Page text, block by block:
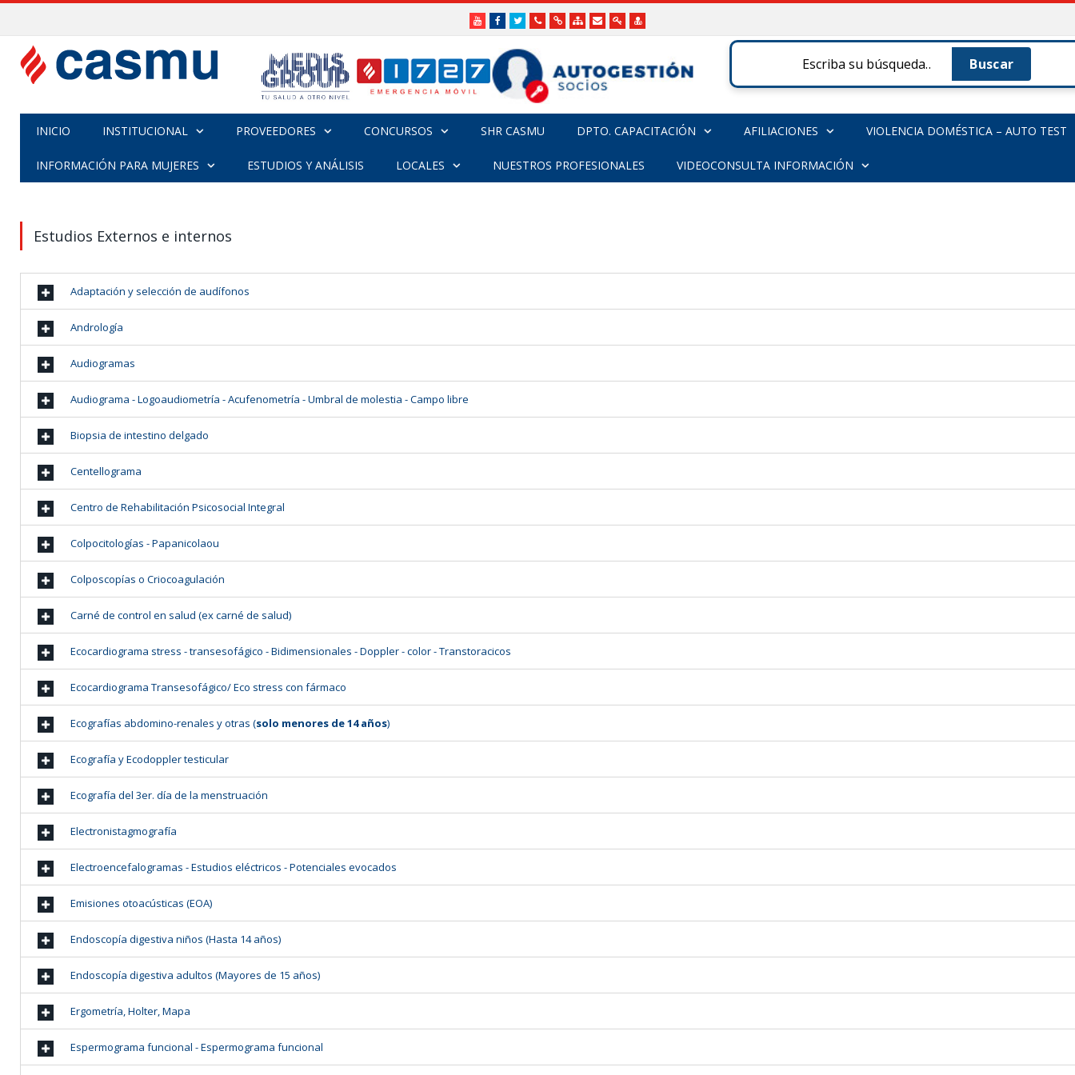
YoutubeFacebook
TwitterTeléfonos
EnlacesMapaFormularios
Acceso
Administradores
Acceso
funcionarios/Médicos
INICIO INSTITUCIONAL PROVEEDORES CONCURSOS SHR CASMU DPTO. CAPACITACIÓN AFILIACIONES VIOLENCIA DOMÉSTICA – AUTO TEST
INFORMACIÓN PARA MUJERES ESTUDIOS Y ANÁLISIS LOCALES NUESTROS PROFESIONALES VIDEOCONSULTA INFORMACIÓN
Estudios Externos e internos
Adaptación y selección de audífonos
Andrología
Audiogramas
Audiograma - Logoaudiometría - Acufenometría - Umbral de molestia - Campo libre
Biopsia de intestino delgado
Centellograma
Centro de Rehabilitación Psicosocial Integral
Colpocitologías - Papanicolaou
Colposcopías o Criocoagulación
Carné de control en salud (ex carné de salud)
Ecocardiograma stress - transesofágico - Bidimensionales - Doppler - color - Transtoracicos
Ecocardiograma Transesofágico/ Eco stress con fármaco
Ecografías abdomino-renales y otras (solo menores de 14 años)
Ecografía y Ecodoppler testicular
Ecografía del 3er. día de la menstruación
Electronistagmografía
Electroencefalogramas - Estudios eléctricos - Potenciales evocados
Emisiones otoacústicas (EOA)
Endoscopía digestiva niños (Hasta 14 años)
Endoscopía digestiva adultos (Mayores de 15 años)
Ergometría, Holter, Mapa
Espermograma funcional - Espermograma funcional